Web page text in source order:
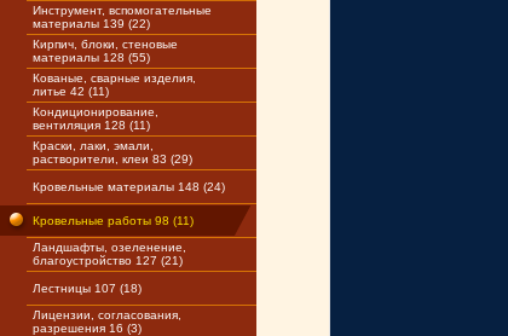
Инструмент, вспомогательные
материалы 139 (22)
Кирпич, блоки, стеновые
материалы 128 (55)
Кованые, сварные изделия,
литье 42 (11)
Кондиционирование,
вентиляция 128 (11)
Краски, лаки, эмали,
растворители, клеи 83 (29)
Кровельные материалы 148 (24)
Кровельные работы 98 (11)
Ландшафты, озеленение,
благоустройство 127 (21)
Лестницы 107 (18)
Лицензии, согласования,
разрешения 16 (3)